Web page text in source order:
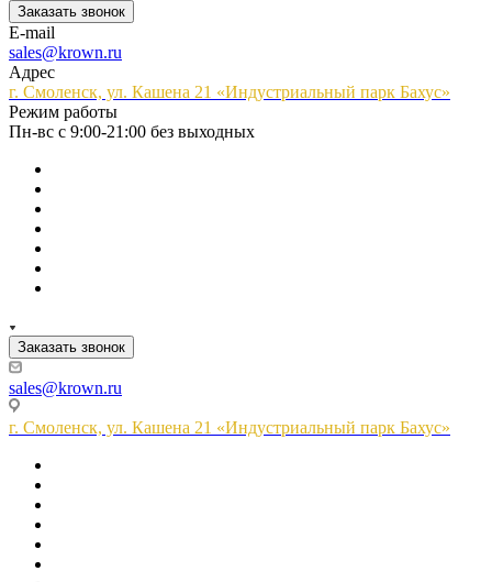
Заказать звонок
E-mail
sales@krown.ru
Адрес
г. Смоленск, ул. Кашена 21 «Индустриальный парк Бахус»
Режим работы
Пн-вс с 9:00-21:00 без выходных
Заказать звонок
sales@krown.ru
г. Смоленск, ул. Кашена 21 «Индустриальный парк Бахус»